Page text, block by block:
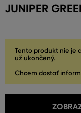
JUNIPER
Tento produkt nie je
už ukončený.
Chcem dostať